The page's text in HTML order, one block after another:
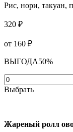
Рис, нори, такуан,
320 ₽
от 160 ₽
ВЫГОДА50%
Выбрать
Жареный ролл